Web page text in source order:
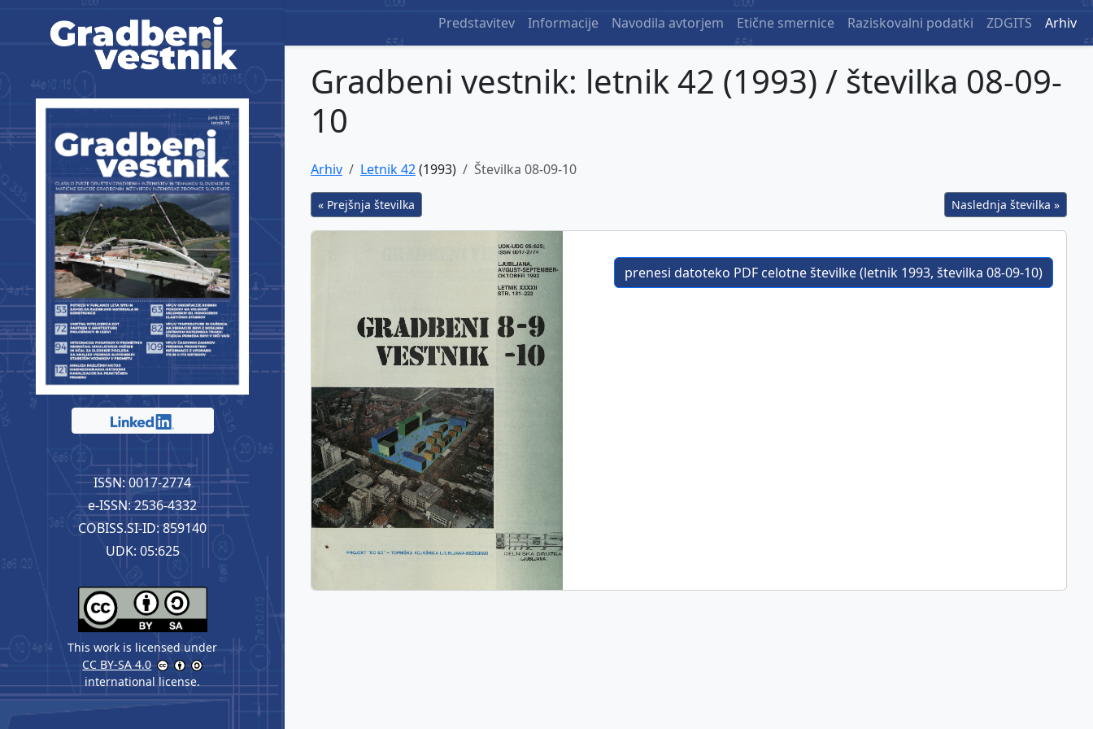
Predstavitev Informacije Navodila avtorjem Etične smernice Raziskovalni podatki ZDGITS Arhiv
Gradbeni vestnik
ISSN: 0017-2774
e-ISSN: 2536-4332
COBISS.SI-ID: 859140
UDK: 05:625
This work is licensed under
CC BY-SA 4.0
international license.
Gradbeni vestnik: letnik 42 (1993) / številka 08-09-
10
Arhiv Letnik 42(1993) Številka 08-09-10
« Prejšnja številka Naslednja številka »
prenesi datoteko PDF celotne številke (letnik 1993, številka 08-09-10)